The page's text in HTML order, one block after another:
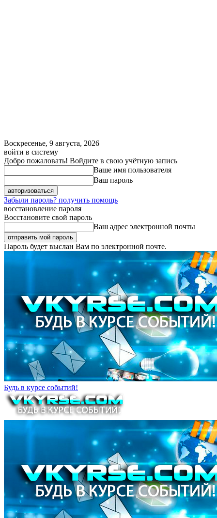
Воскресенье, 9 августа, 2026
войти в систему
Добро пожаловать! Войдите в свою учётную запись
Ваше имя пользователя
Ваш пароль
Забыли пароль? получить помощь
восстановление пароля
Восстановите свой пароль
Ваш адрес электронной почты
Пароль будет выслан Вам по электронной почте.
Будь в курсе событий!